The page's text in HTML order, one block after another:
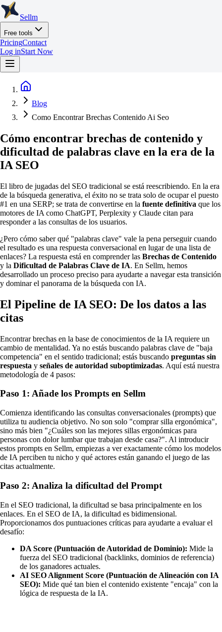
Sellm
Free tools
PricingContact
Log inStart Now
Blog
Como Encontrar Brechas Contenido Ai Seo
Cómo encontrar brechas de contenido y
dificultad de palabras clave en la era de la
IA SEO
El libro de jugadas del SEO tradicional se está reescribiendo. En la era
de la búsqueda generativa, el éxito no se trata solo de ocupar el puesto
#1 en una SERP; se trata de convertirse en la fuente definitiva que los
motores de IA como ChatGPT, Perplexity y Claude citan para
responder a las consultas de los usuarios.
¿Pero cómo saber qué "palabras clave" vale la pena perseguir cuando
el resultado es una respuesta conversacional en lugar de una lista de
enlaces? La respuesta está en comprender las Brechas de Contenido
y la Dificultad de Palabras Clave de IA. En Sellm, hemos
desarrollado un proceso preciso para ayudarte a navegar esta transición
y dominar el panorama de la búsqueda con IA.
El Pipeline de IA SEO: De los datos a las
citas
Encontrar brechas en la base de conocimientos de la IA requiere un
cambio de mentalidad. Ya no estás buscando palabras clave de "baja
competencia" en el sentido tradicional; estás buscando preguntas sin
respuesta y señales de autoridad suboptimizadas. Aquí está nuestra
metodología de 4 pasos:
Paso 1: Añade los Prompts en Sellm
Comienza identificando las consultas conversacionales (prompts) que
utiliza tu audiencia objetivo. No son solo "comprar silla ergonómica",
sino más bien "¿Cuáles son las mejores sillas ergonómicas para
personas con dolor lumbar que trabajan desde casa?". Al introducir
estos prompts en Sellm, empiezas a ver exactamente cómo los modelos
de IA perciben tu nicho y qué actores están ganando el juego de las
citas actualmente.
Paso 2: Analiza la dificultad del Prompt
En el SEO tradicional, la dificultad se basa principalmente en los
enlaces. En el SEO de IA, la dificultad es bidimensional.
Proporcionamos dos puntuaciones críticas para ayudarte a evaluar el
desafío:
DA Score (Puntuación de Autoridad de Dominio): Mide la
fuerza del SEO tradicional (backlinks, dominios de referencia)
de los ganadores actuales.
AI SEO Alignment Score (Puntuación de Alineación con IA
SEO): Mide qué tan bien el contenido existente "encaja" con la
lógica de respuesta de la IA.